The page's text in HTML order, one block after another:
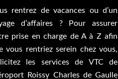
rentrez de vacances ou d’un
d’affaires ? Pour assurer
prise en charge de A à Z afin
vous rentriez serein chez vous,
les services de VTC de
Roissy Charles de Gaulle